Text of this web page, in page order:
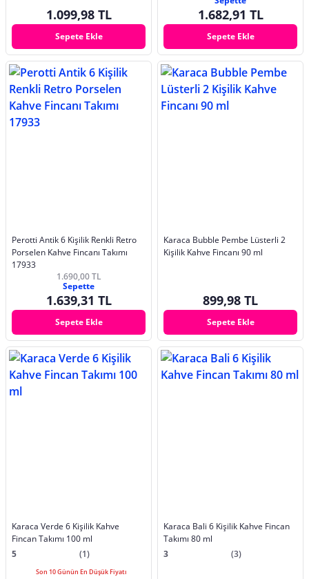
1.099,98 TL
Sepete Ekle
1.682,91 TL
Sepete Ekle
Perotti Antik 6 Kişilik Renkli Retro
Porselen Kahve Fincanı Takımı
17933
1.690,00 TL
Sepette
1.639,31 TL
Sepete Ekle
Karaca Bubble Pembe Lüsterli 2
Kişilik Kahve Fincanı 90 ml
899,98 TL
Sepete Ekle
Karaca Verde 6 Kişilik Kahve
Fincan Takımı 100 ml
5
(1)
Son 10 Günün En Düşük Fiyatı
Karaca Bali 6 Kişilik Kahve Fincan
Takımı 80 ml
3
(3)